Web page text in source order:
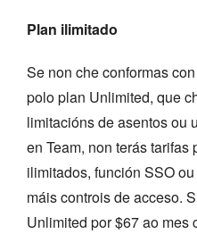
Plan ilimitado
Se non che conformas
polo plan Unlimited, que
limitacións de asentos ou
en Team, non terás
ilimitados, función SSO
máis controis de acceso.
Unlimited por $67 ao mes